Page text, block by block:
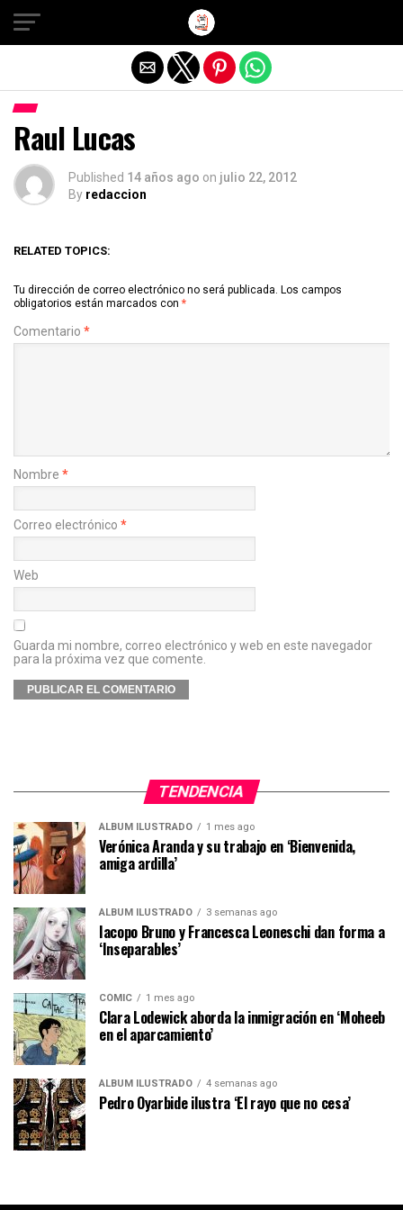
Raul Lucas
Published 14 años ago on julio 22, 2012
By redaccion
RELATED TOPICS:
Tu dirección de correo electrónico no será publicada. Los campos
obligatorios están marcados con *
Comentario *
Nombre *
Correo electrónico *
Web
Guarda mi nombre, correo electrónico y web en este navegador
para la próxima vez que comente.
TENDENCIA
ÁLBUM ILUSTRADO 1 mes ago
Verónica Aranda y su trabajo en ‘Bienvenida,
amiga ardilla’
ÁLBUM ILUSTRADO 3 semanas ago
Iacopo Bruno y Francesca Leoneschi dan forma a
‘Inseparables’
CÓMIC 1 mes ago
Clara Lodewick aborda la inmigración en ‘Moheeb
en el aparcamiento’
ÁLBUM ILUSTRADO 4 semanas ago
Pedro Oyarbide ilustra ‘El rayo que no cesa’
Salir de la versión móvil